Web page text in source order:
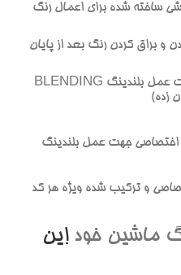
ساخته شده براي اعمال رنگ
و براق کردن رنگ بعد از پايان
پارچه مخصوص سفارشي جهت عمل بلندينگ BLENDING
زده)
جهت عمل بلندينگ
و ترکيب شده ويژه هر کد
ماشين خوداين